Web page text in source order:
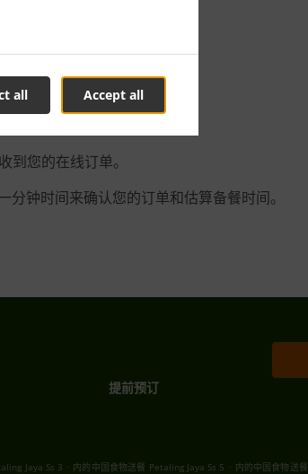
Accept all
all
单送餐
到您的在线订单。
钟时间来确认您的订单和估算备餐时间。
提前预订
Jaya Ss 3 . 内的中国食物送餐 Petaling Jaya Ss 5 . 内的中国食物送